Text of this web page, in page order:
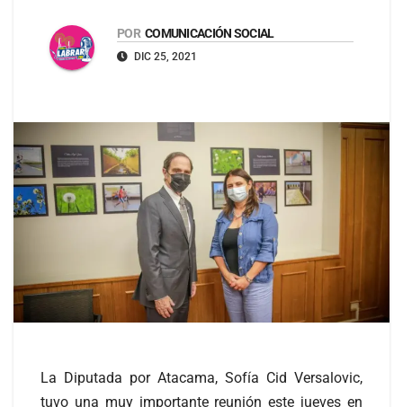
POR COMUNICACIÓN SOCIAL
DIC 25, 2021
La Diputada por Atacama, Sofía Cid Versalovic,
tuvo una muy importante reunión este jueves en